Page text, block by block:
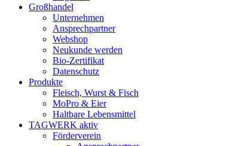
Großhandel
Unternehmen
Ansprechpartner
Webshop
Neukunde werden
Bio-Zertifikat
Datenschutz
Produkte
Fleisch, Wurst & Fisch
MoPro & Eier
Haltbare Lebensmittel
TAGWERK aktiv
Förderverein